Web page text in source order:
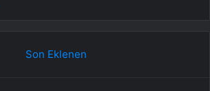
Son Eklenen